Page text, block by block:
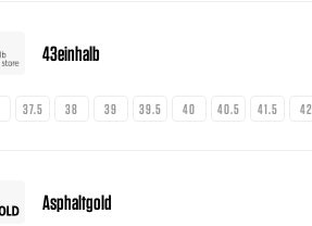
43einhalb
37.5 38 39 39.5 40 40.5 41.5 42
Asphaltgold